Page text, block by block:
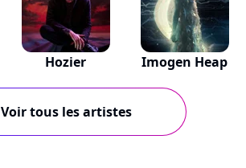
Hozier Imogen Heap
Voir tous les artistes